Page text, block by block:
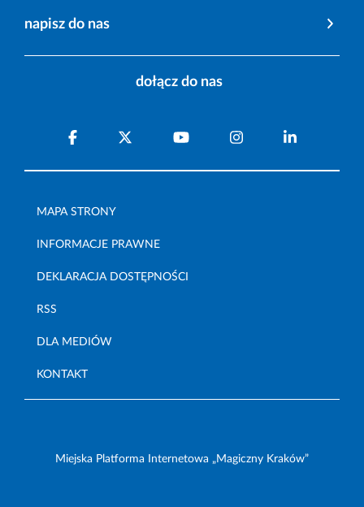
napisz do nas
dołącz do nas
MAPA STRONY
INFORMACJE PRAWNE
DEKLARACJA DOSTĘPNOŚCI
RSS
DLA MEDIÓW
KONTAKT
Miejska Platforma Internetowa „Magiczny Kraków”